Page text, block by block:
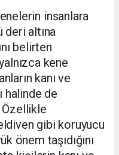
insanlara
deri altına
belirten
kene
kanı ve
halinde de
gibi koruyucu
önem taşıdığını